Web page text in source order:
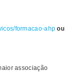
formacao-ahp ou
associação